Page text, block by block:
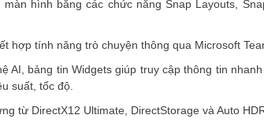
hình bằng các chức năng Snap Layouts,
hợp tính năng trò chuyện thông qua Microsoft
AI, bảng tin Widgets giúp truy cập thông tin
suất, tốc độ.
từ DirectX12 Ultimate, DirectStorage và Auto